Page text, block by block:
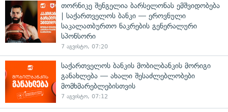
თორნიკე შენგელია ბარსელონას ემშვიდობება
| საქართველოს ბანკი — ეროვნული
საკალათბურთო ნაკრების გენერალური
სპონსორი
7 აგვისტო, 07:20
საქართველოს ბანკის მობილბანკის მორიგი
განახლება — ახალი შესაძლებლობები
მომხმარებლებისთვის
7 აგვისტო, 07:12